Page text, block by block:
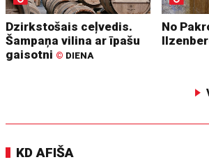
Dzirkstošais ceļvedis.
Šampaņa vilina ar īpašu
gaisotni © DIENA
No
KD AFIŠA